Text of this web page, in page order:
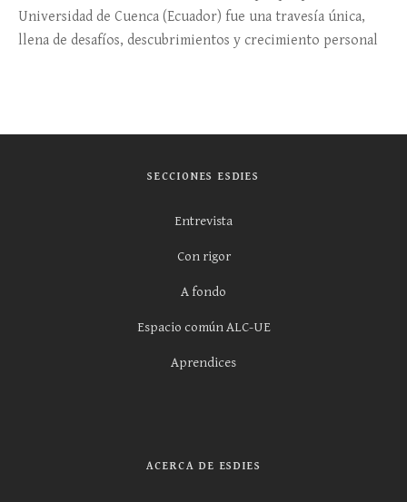
Universidad de Cuenca (Ecuador) fue una travesía única,
llena de desafíos, descubrimientos y crecimiento personal
SECCIONES ESDIES
Entrevista
Con rigor
A fondo
Espacio común ALC-UE
Aprendices
ACERCA DE ESDIES